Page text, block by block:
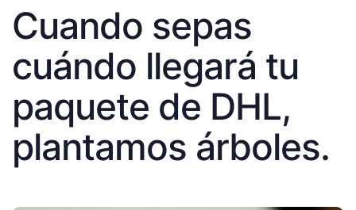
Cuando sepas
cuándo llegará tu
paquete de DHL,
plantamos árboles.